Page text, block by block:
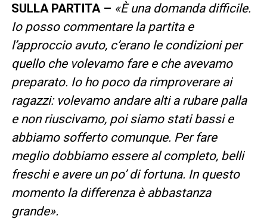
SULLA PARTITA – «È una domanda difficile.
Io posso commentare la partita e
l’approccio avuto, c’erano le condizioni per
quello che volevamo fare e che avevamo
preparato. Io ho poco da rimproverare ai
ragazzi: volevamo andare alti a rubare palla
e non riuscivamo, poi siamo stati bassi e
abbiamo sofferto comunque. Per fare
meglio dobbiamo essere al completo, belli
freschi e avere un po’ di fortuna. In questo
momento la differenza è abbastanza
grande».